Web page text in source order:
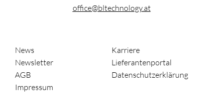
office@bltechnology.at
News
Karriere
Newsletter
Lieferantenportal
AGB
Datenschutzerklärung
Impressum